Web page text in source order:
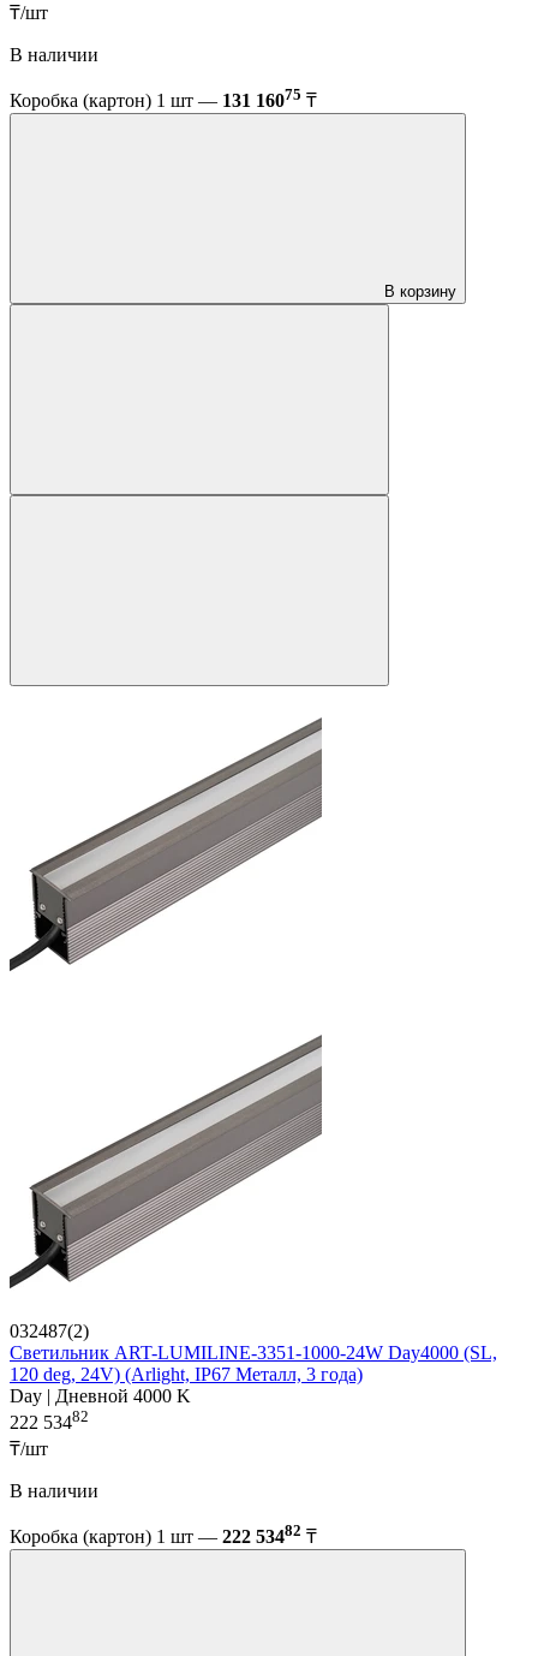
₸/шт
В наличии
Коробка (картон) 1 шт — 131 16075 ₸
В корзину
032487(2)
Светильник ART-LUMILINE-3351-1000-24W Day4000 (SL,
120 deg, 24V) (Arlight, IP67 Металл, 3 года)
Day | Дневной 4000 K
222 53482
₸/шт
В наличии
Коробка (картон) 1 шт — 222 53482 ₸